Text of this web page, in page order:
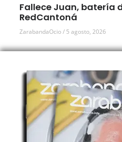
Fallece Juan, batería
RedCantoná
ZarabandaOcio 5 agosto, 2026